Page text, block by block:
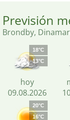
Previsión
Brondby,
18°C
13°C
hoy
09.08.2026
20°C
16°C